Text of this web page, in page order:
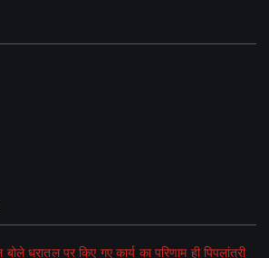
बोले धरातल पर किए गए कार्य का परिणाम ही पिपलांत्री